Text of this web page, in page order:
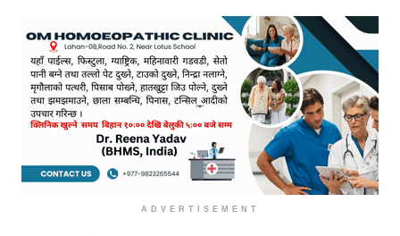
ADVERTISEMENT